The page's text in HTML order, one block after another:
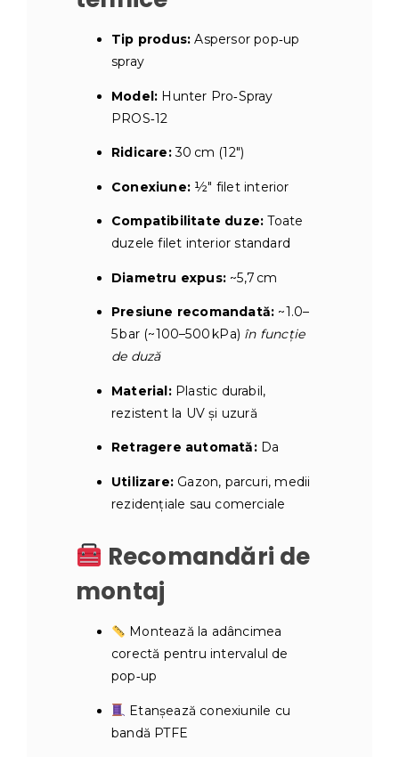
Tip produs: Aspersor pop‑up
spray
Model: Hunter Pro‑Spray
PROS‑12
Ridicare:30 cm (12″)
Conexiune: ½″ filet interior
Compatibilitate duze: Toate
duzele filet interior standard
Diametru expus: ~5,7 cm
Presiune recomandată: ~1.0–
5 bar (~100–500 kPa) în funcție
de duză
Material:Plastic durabil,
rezistent la UV și uzură
Retragere automată:Da
Utilizare: Gazon, parcuri, medii
rezidențiale sau comerciale
Recomandări de
montaj
Montează la adâncimea
corectă pentru intervalul de
pop‑up
Etanșează conexiunile cu
bandă PTFE